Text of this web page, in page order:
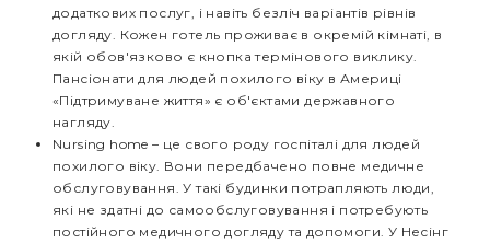
додаткових послуг, і навіть безліч варіантів рівнів
догляду. Кожен готель проживає в окремій кімнаті, в
якій обов'язково є кнопка термінового виклику.
Пансіонати для людей похилого віку в Америці
«Підтримуване життя» є об'єктами державного
нагляду.
Nursing home – це свого роду госпіталі для людей
похилого віку. Вони передбачено повне медичне
обслуговування. У такі будинки потрапляють люди,
які не здатні до самообслуговування і потребують
постійного медичного догляду та допомоги. У Несінг